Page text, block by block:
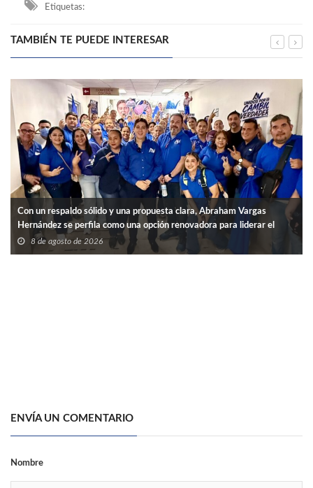
Etiquetas:
TAMBIÉN TE PUEDE INTERESAR
Con un respaldo sólido y una propuesta clara, Abraham Vargas
Hernández se perfila como una opción renovadora para liderar el
SNTISSSTE en Tamaulipas.
8 de agosto de 2026
ENVÍA UN COMENTARIO
Nombre